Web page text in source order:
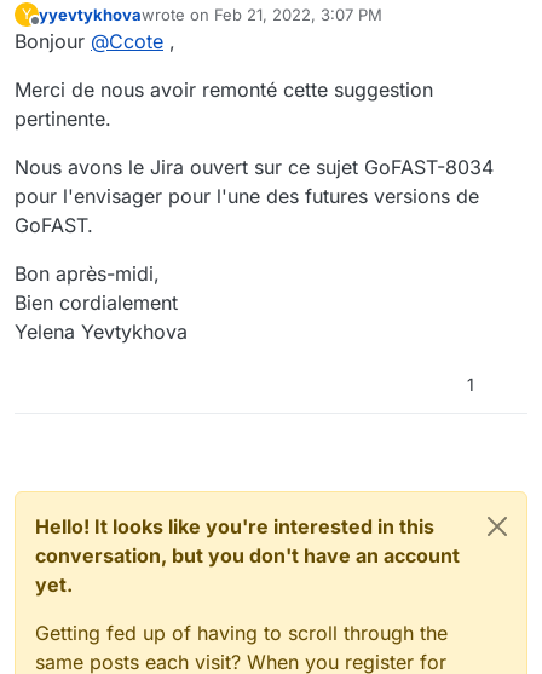
Y
Offline
yyevtykhovawrote on Feb 21, 2022, 3:07 PM
last edited by
Bonjour @Ccote ,
Merci de nous avoir remonté cette suggestion
pertinente.
Nous avons le Jira ouvert sur ce sujet GoFAST-8034
pour l'envisager pour l'une des futures versions de
GoFAST.
Bon après-midi,
Bien cordialement
Yelena Yevtykhova
1
Hello! It looks like you're interested in this
conversation, but you don't have an account
yet.
Getting fed up of having to scroll through the
same posts each visit? When you register for